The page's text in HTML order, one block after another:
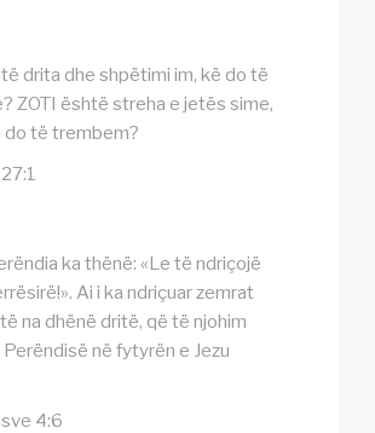
drita dhe shpëtimi im, kë do të
ZOTI është streha e jetës sime,
do të trembem?
ka thënë: «Le të ndriçojë
Ai i ka ndriçuar zemrat
na dhënë dritë, që të njohim
në fytyrën e Jezu
4:6